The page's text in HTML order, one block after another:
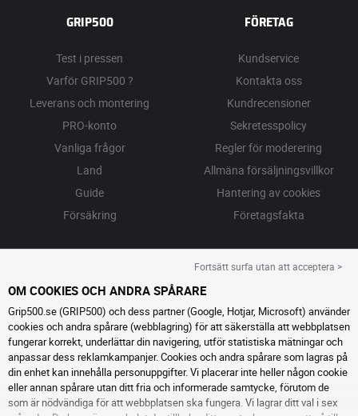
GRIP500
Test i pressen
Varför GRIP500 ?
Leverans och montering
PRO-konto
Vanliga frågor
Land
Guide
Försäkring
FÖRETAG
Kundservice
Kontakta oss
Kundrecensioner
Sekretesspolicy
Regler för moderering
Allmäna försäljningsvillkor
Hantering av cookies
Företagsfakta
Fortsätt surfa utan att acceptera >
OM COOKIES OCH ANDRA SPÅRARE
Grip500.se (GRIP500) och dess partner (Google, Hotjar, Microsoft) använder
cookies och andra spårare (webblagring) för att säkerställa att webbplatsen
fungerar korrekt, underlättar din navigering, utför statistiska mätningar och
anpassar dess reklamkampanjer. Cookies och andra spårare som lagras på
din enhet kan innehålla personuppgifter. Vi placerar inte heller någon cookie
eller annan spårare utan ditt fria och informerade samtycke, förutom de
som är nödvändiga för att webbplatsen ska fungera. Vi lagrar ditt val i sex